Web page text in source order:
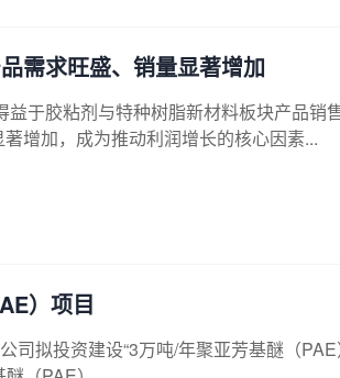
需求旺盛、销量显著增加
于胶粘剂与特种树脂新材料板块产品销
增加，成为推动利润增长的核心因素...
）项目
司拟投资建设“3万吨/年聚亚芳基醚（